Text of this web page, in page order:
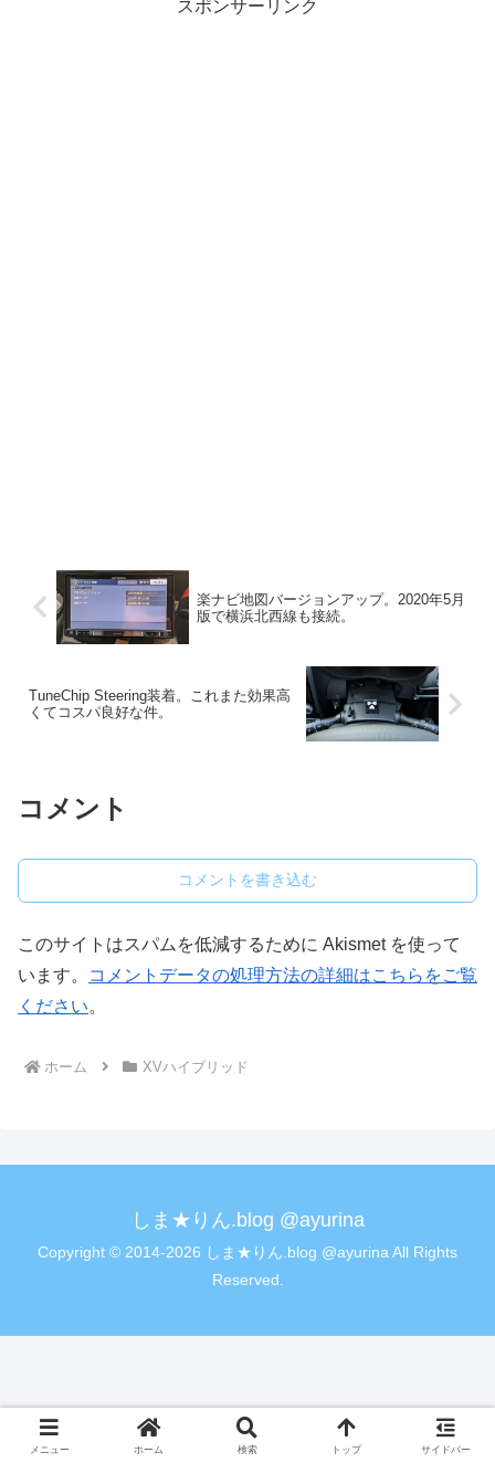
スポンサーリンク
楽ナビ地図バージョンアップ。2020年5月
版で横浜北西線も接続。
TuneChip Steering装着。これまた効果高
くてコスパ良好な件。
コメント
コメントを書き込む
このサイトはスパムを低減するために Akismet を使って
います。
コメントデータの処理方法の詳細はこちらをご覧
ください。
ホーム XVハイブリッド
しま★りん.blog @ayurina
Copyright © 2014-2026 しま★りん.blog @ayurina All Rights
Reserved.
メニュー ホーム 検索 トップ サイドバー